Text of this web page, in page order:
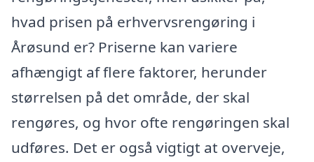
hvad prisen på erhvervsrengøring i
Årøsund er? Priserne kan variere
afhængigt af flere faktorer, herunder
størrelsen på det område, der skal
rengøres, og hvor ofte rengøringen skal
udføres. Det er også vigtigt at overveje,